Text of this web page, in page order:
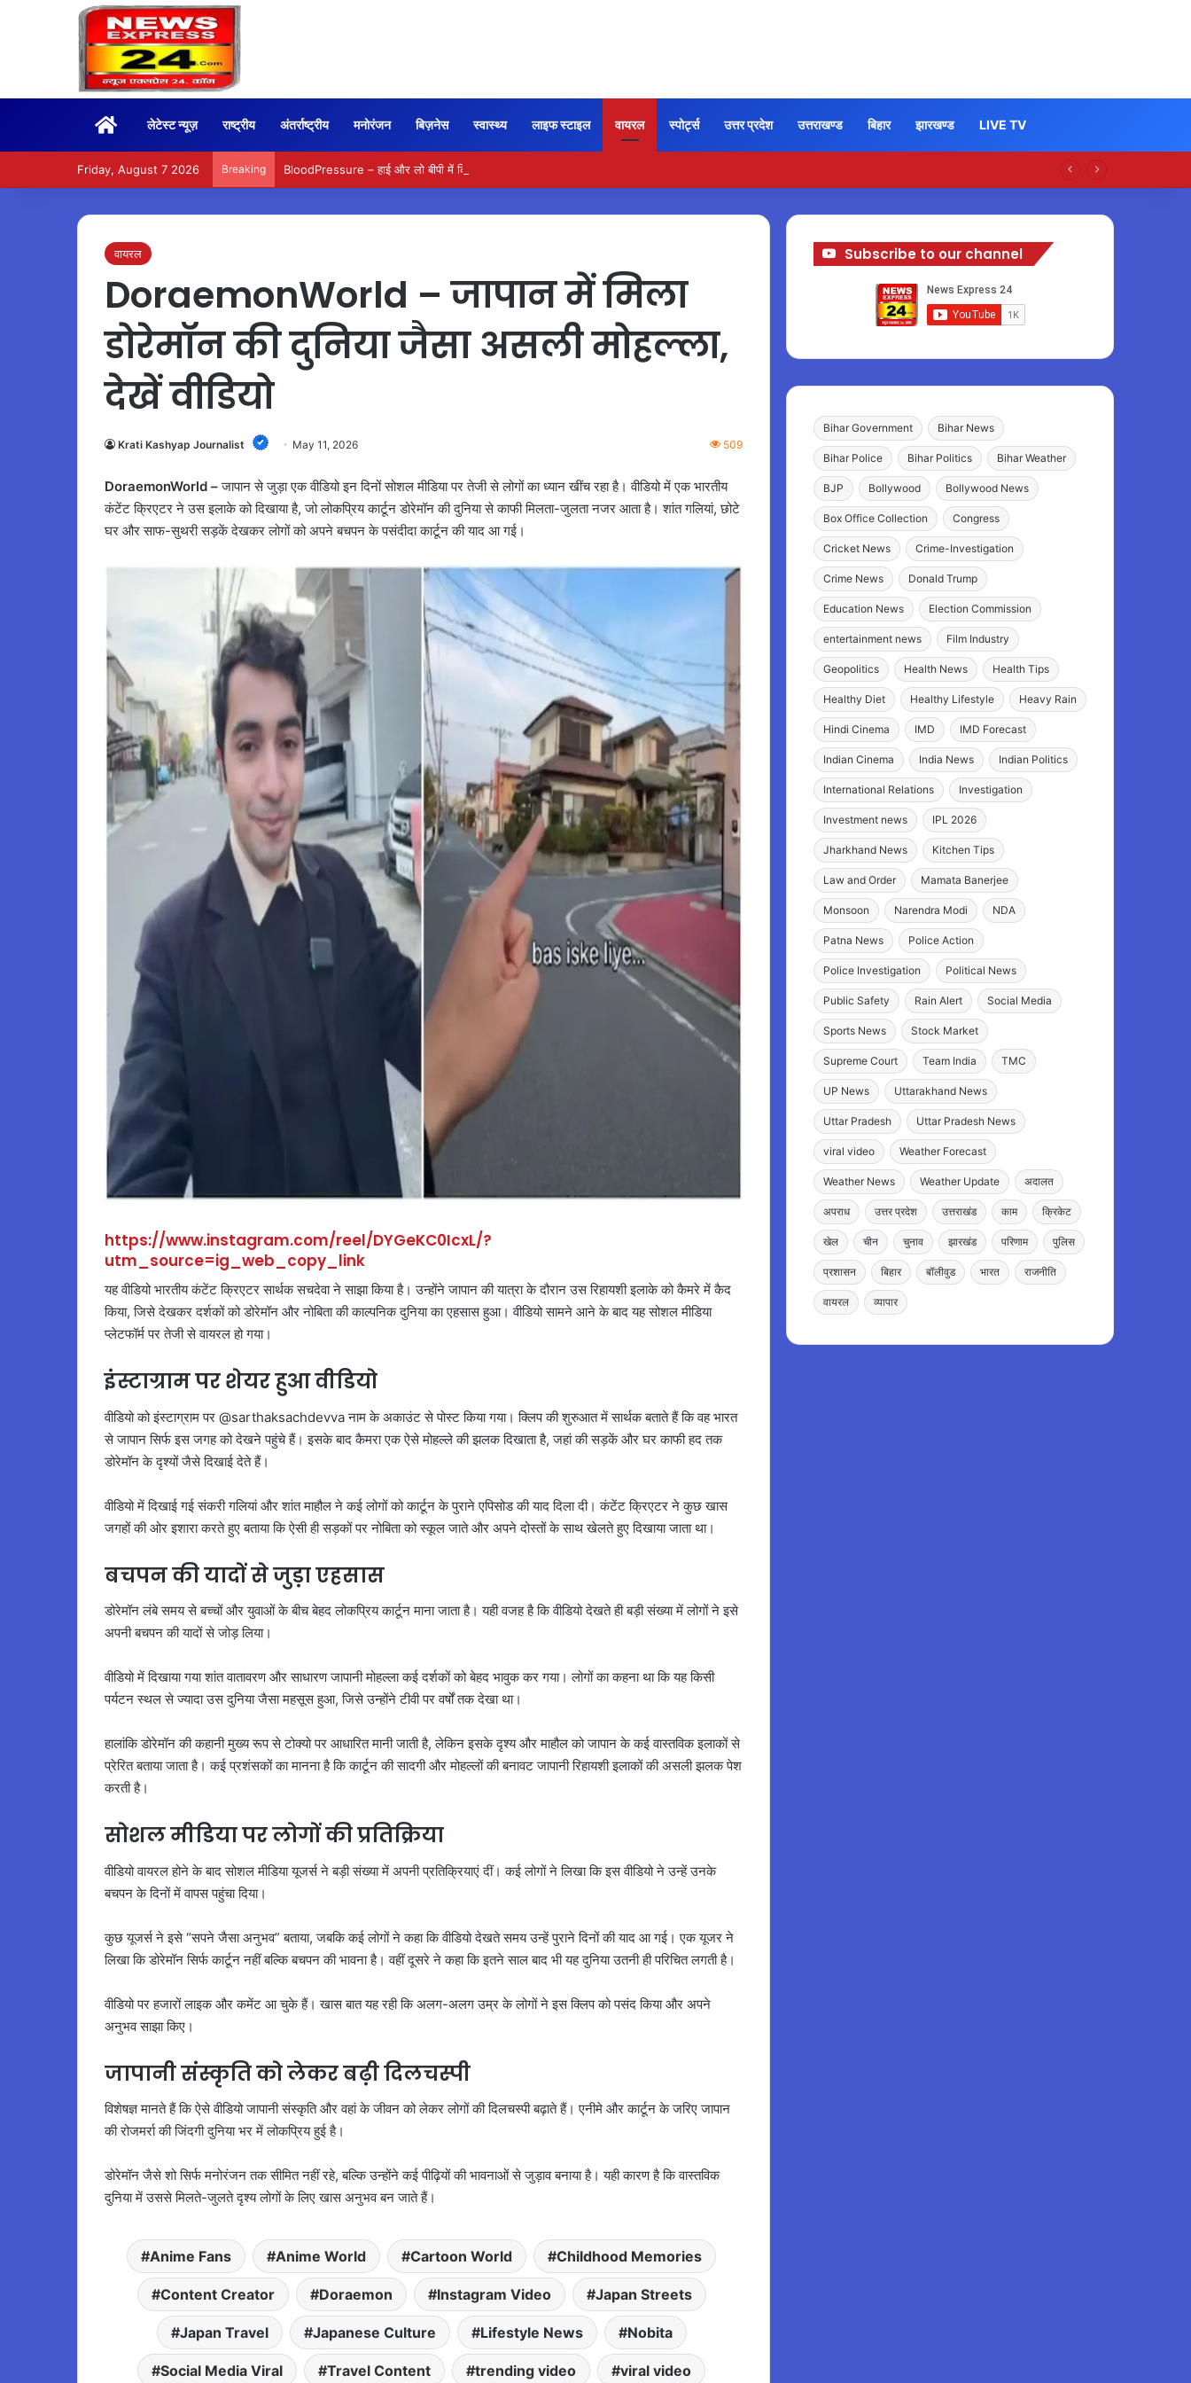
Homeलेटेस्ट न्यूज़ राष्ट्रीय अंतर्राष्ट्रीय मनोरंजन बिज़नेस स्वास्थ्य लाइफ स्टाइल वायरल स्पोर्ट्स उत्तर प्रदेश उत्तराखण्ड बिहार झारखण्ड LIVE TV
Friday, August 7 2026 Breaking BloodPressure – हाई और लो बीपी में कितना नमक खाना सही, डॉक्टर ने बताया सुरक्षित मात्रा…
वायरल
DoraemonWorld – जापान में मिला
डोरेमॉन की दुनिया जैसा असली मोहल्ला,
देखें वीडियो
Krati Kashyap Journalist May 11, 2026 509
DoraemonWorld –जापान से जुड़ा एक वीडियो इन दिनों सोशल मीडिया पर तेजी से लोगों का ध्यान खींच रहा है। वीडियो में एक भारतीय
कंटेंट क्रिएटर ने उस इलाके को दिखाया है, जो लोकप्रिय कार्टून डोरेमॉन की दुनिया से काफी मिलता-जुलता नजर आता है। शांत गलियां, छोटे
घर और साफ-सुथरी सड़कें देखकर लोगों को अपने बचपन के पसंदीदा कार्टून की याद आ गई।
https://www.instagram.com/reel/DYGeKC0IcxL/?
utm_source=ig_web_copy_link
यह वीडियो भारतीय कंटेंट क्रिएटर सार्थक सचदेवा ने साझा किया है। उन्होंने जापान की यात्रा के दौरान उस रिहायशी इलाके को कैमरे में कैद
किया, जिसे देखकर दर्शकों को डोरेमॉन और नोबिता की काल्पनिक दुनिया का एहसास हुआ। वीडियो सामने आने के बाद यह सोशल मीडिया
प्लेटफॉर्म पर तेजी से वायरल हो गया।
इंस्टाग्राम पर शेयर हुआ वीडियो
वीडियो को इंस्टाग्राम पर @sarthaksachdevva नाम के अकाउंट से पोस्ट किया गया। क्लिप की शुरुआत में सार्थक बताते हैं कि वह भारत
से जापान सिर्फ इस जगह को देखने पहुंचे हैं। इसके बाद कैमरा एक ऐसे मोहल्ले की झलक दिखाता है, जहां की सड़कें और घर काफी हद तक
डोरेमॉन के दृश्यों जैसे दिखाई देते हैं।
वीडियो में दिखाई गई संकरी गलियां और शांत माहौल ने कई लोगों को कार्टून के पुराने एपिसोड की याद दिला दी। कंटेंट क्रिएटर ने कुछ खास
जगहों की ओर इशारा करते हुए बताया कि ऐसी ही सड़कों पर नोबिता को स्कूल जाते और अपने दोस्तों के साथ खेलते हुए दिखाया जाता था।
बचपन की यादों से जुड़ा एहसास
डोरेमॉन लंबे समय से बच्चों और युवाओं के बीच बेहद लोकप्रिय कार्टून माना जाता है। यही वजह है कि वीडियो देखते ही बड़ी संख्या में लोगों ने इसे
अपनी बचपन की यादों से जोड़ लिया।
वीडियो में दिखाया गया शांत वातावरण और साधारण जापानी मोहल्ला कई दर्शकों को बेहद भावुक कर गया। लोगों का कहना था कि यह किसी
पर्यटन स्थल से ज्यादा उस दुनिया जैसा महसूस हुआ, जिसे उन्होंने टीवी पर वर्षों तक देखा था।
हालांकि डोरेमॉन की कहानी मुख्य रूप से टोक्यो पर आधारित मानी जाती है, लेकिन इसके दृश्य और माहौल को जापान के कई वास्तविक इलाकों से
प्रेरित बताया जाता है। कई प्रशंसकों का मानना है कि कार्टून की सादगी और मोहल्लों की बनावट जापानी रिहायशी इलाकों की असली झलक पेश
करती है।
सोशल मीडिया पर लोगों की प्रतिक्रिया
वीडियो वायरल होने के बाद सोशल मीडिया यूजर्स ने बड़ी संख्या में अपनी प्रतिक्रियाएं दीं। कई लोगों ने लिखा कि इस वीडियो ने उन्हें उनके
बचपन के दिनों में वापस पहुंचा दिया।
कुछ यूजर्स ने इसे “सपने जैसा अनुभव” बताया, जबकि कई लोगों ने कहा कि वीडियो देखते समय उन्हें पुराने दिनों की याद आ गई। एक यूजर ने
लिखा कि डोरेमॉन सिर्फ कार्टून नहीं बल्कि बचपन की भावना है। वहीं दूसरे ने कहा कि इतने साल बाद भी यह दुनिया उतनी ही परिचित लगती है।
वीडियो पर हजारों लाइक और कमेंट आ चुके हैं। खास बात यह रही कि अलग-अलग उम्र के लोगों ने इस क्लिप को पसंद किया और अपने
अनुभव साझा किए।
जापानी संस्कृति को लेकर बढ़ी दिलचस्पी
विशेषज्ञ मानते हैं कि ऐसे वीडियो जापानी संस्कृति और वहां के जीवन को लेकर लोगों की दिलचस्पी बढ़ाते हैं। एनीमे और कार्टून के जरिए जापान
की रोजमर्रा की जिंदगी दुनिया भर में लोकप्रिय हुई है।
डोरेमॉन जैसे शो सिर्फ मनोरंजन तक सीमित नहीं रहे, बल्कि उन्होंने कई पीढ़ियों की भावनाओं से जुड़ाव बनाया है। यही कारण है कि वास्तविक
दुनिया में उससे मिलते-जुलते दृश्य लोगों के लिए खास अनुभव बन जाते हैं।
Anime Fans Anime World Cartoon World Childhood Memories
Content Creator Doraemon Instagram Video Japan Streets
Japan Travel Japanese Culture Lifestyle News Nobita
Social Media Viral Travel Content trending video viral video
Subscribe to our channel
Bihar Government Bihar News
Bihar Police Bihar Politics Bihar Weather
BJP Bollywood Bollywood News
Box Office Collection Congress
Cricket News Crime-Investigation
Crime News Donald Trump
Education News Election Commission
entertainment news Film Industry
Geopolitics Health News Health Tips
Healthy Diet Healthy Lifestyle Heavy Rain
Hindi Cinema IMD IMD Forecast
Indian Cinema India News Indian Politics
International Relations Investigation
Investment news IPL 2026
Jharkhand News Kitchen Tips
Law and Order Mamata Banerjee
Monsoon Narendra Modi NDA
Patna News Police Action
Police Investigation Political News
Public Safety Rain Alert Social Media
Sports News Stock Market
Supreme Court Team India TMC
UP News Uttarakhand News
Uttar Pradesh Uttar Pradesh News
viral video Weather Forecast
Weather News Weather Update अदालत
अपराध उत्तर प्रदेश उत्तराखंड काम क्रिकेट
खेल चीन चुनाव झारखंड परिणाम पुलिस
प्रशासन बिहार बॉलीवुड भारत राजनीति
वायरल व्यापार